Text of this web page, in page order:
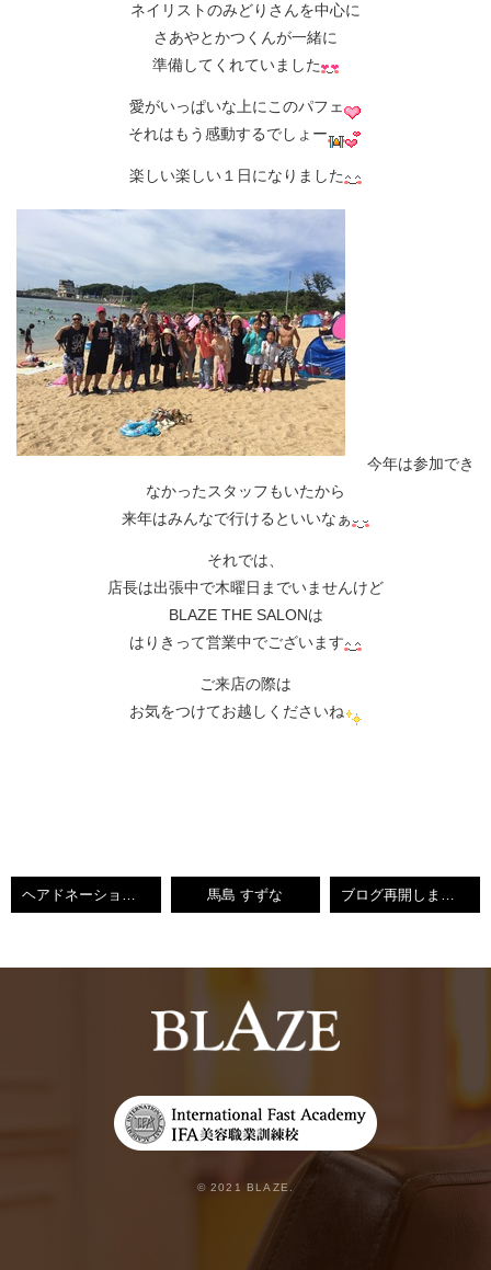
ネイリストのみどりさんを中心に
さあやとかつくんが一緒に
準備してくれていました
愛がいっぱいな上にこのパフェ
それはもう感動するでしょー
楽しい楽しい１日になりました
今年は参加でき
なかったスタッフもいたから
来年はみんなで行けるといいなぁ
それでは、
店長は出張中で木曜日までいませんけど
BLAZE THE SALONは
はりきって営業中でございます
ご来店の際は
お気をつけてお越しくださいね
ヘアドネーション☆BLAZEすずな 馬島 すずな ブログ再開します♥BLAZEすずな【小倉南区守恒美容室】
© 2021 BLAZE.